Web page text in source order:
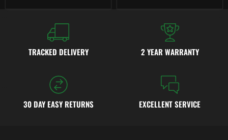
TRACKED DELIVERY 2 YEAR WARRANTY
30 DAY EASY RETURNS EXCELLENT SERVICE